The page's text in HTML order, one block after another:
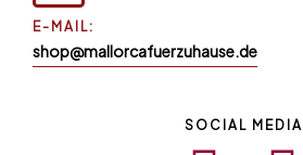
E-MAIL:
shop@mallorcafuerzuhause.de
SOCIAL MEDIA